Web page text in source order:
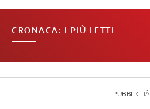
CRONACA: I PIÙ LETTI
PUBBLICITÀ